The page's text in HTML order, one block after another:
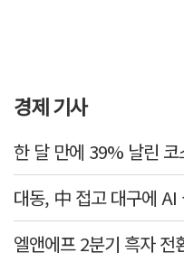
경제 기사
엘앤에프 2분기 흑자